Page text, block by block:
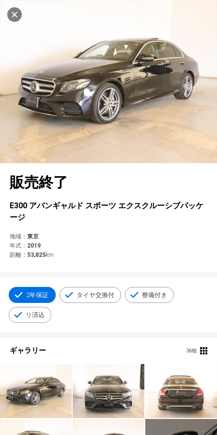
販売店検索
エリア別最新ニュース
品質と保証
ローン・リース
カタログ情報
ログイン
マイアカウント
マイリスト
保存した検索条件
アカウントの確認・編集
アフターサービス
アフターサービス
車検／定期点検
コーティング
ボディ修理
企業情報
業績決算情報
プレスリリース
ヤナセの歴史
女性活躍・次世代育成
ヤナセ認定中古車
BMW認定中古車
フォルクスワーゲン認定中古車
ポルシェ認定中古車
新車情報
プライバシーポリシー
金融商品の勧誘方針
販売終了
E300 アバンギャルド スポーツ エクスクルーシブパッケ
ージ
地域： 東京
年式： 2019
距離： 53,825km
2年保証 タイヤ交換付 整備付き
リ済込
ギャラリー 36枚
電話で問い合わせ（無料）
キャンセル
世田谷桜丘
サーティファイドカーセンター
販売店情報
地図を見る
在庫一覧
キャンセル